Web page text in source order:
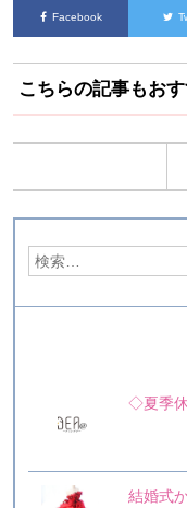
Facebook
こちらの記事もお
◇夏季
結婚式